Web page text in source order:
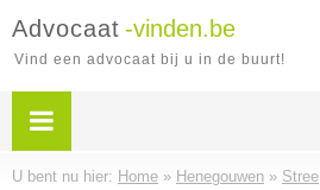
Advocaat -vinden.be
Vind een advocaat bij u in de buurt!
U bent nu hier: Home » Henegouwen » Stree